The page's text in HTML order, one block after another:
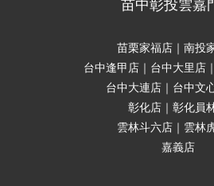
苗中彰投雲嘉
苗栗家福店｜南投
台中逢甲店｜台中大里店
台中大連店｜台中文
彰化店｜彰化員
雲林斗六店｜雲林
嘉義店